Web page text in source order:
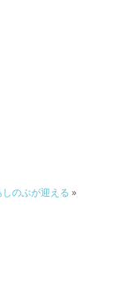
のぶが迎える »